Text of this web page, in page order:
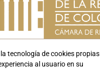
tecnología de cookies propias
al usuario en su